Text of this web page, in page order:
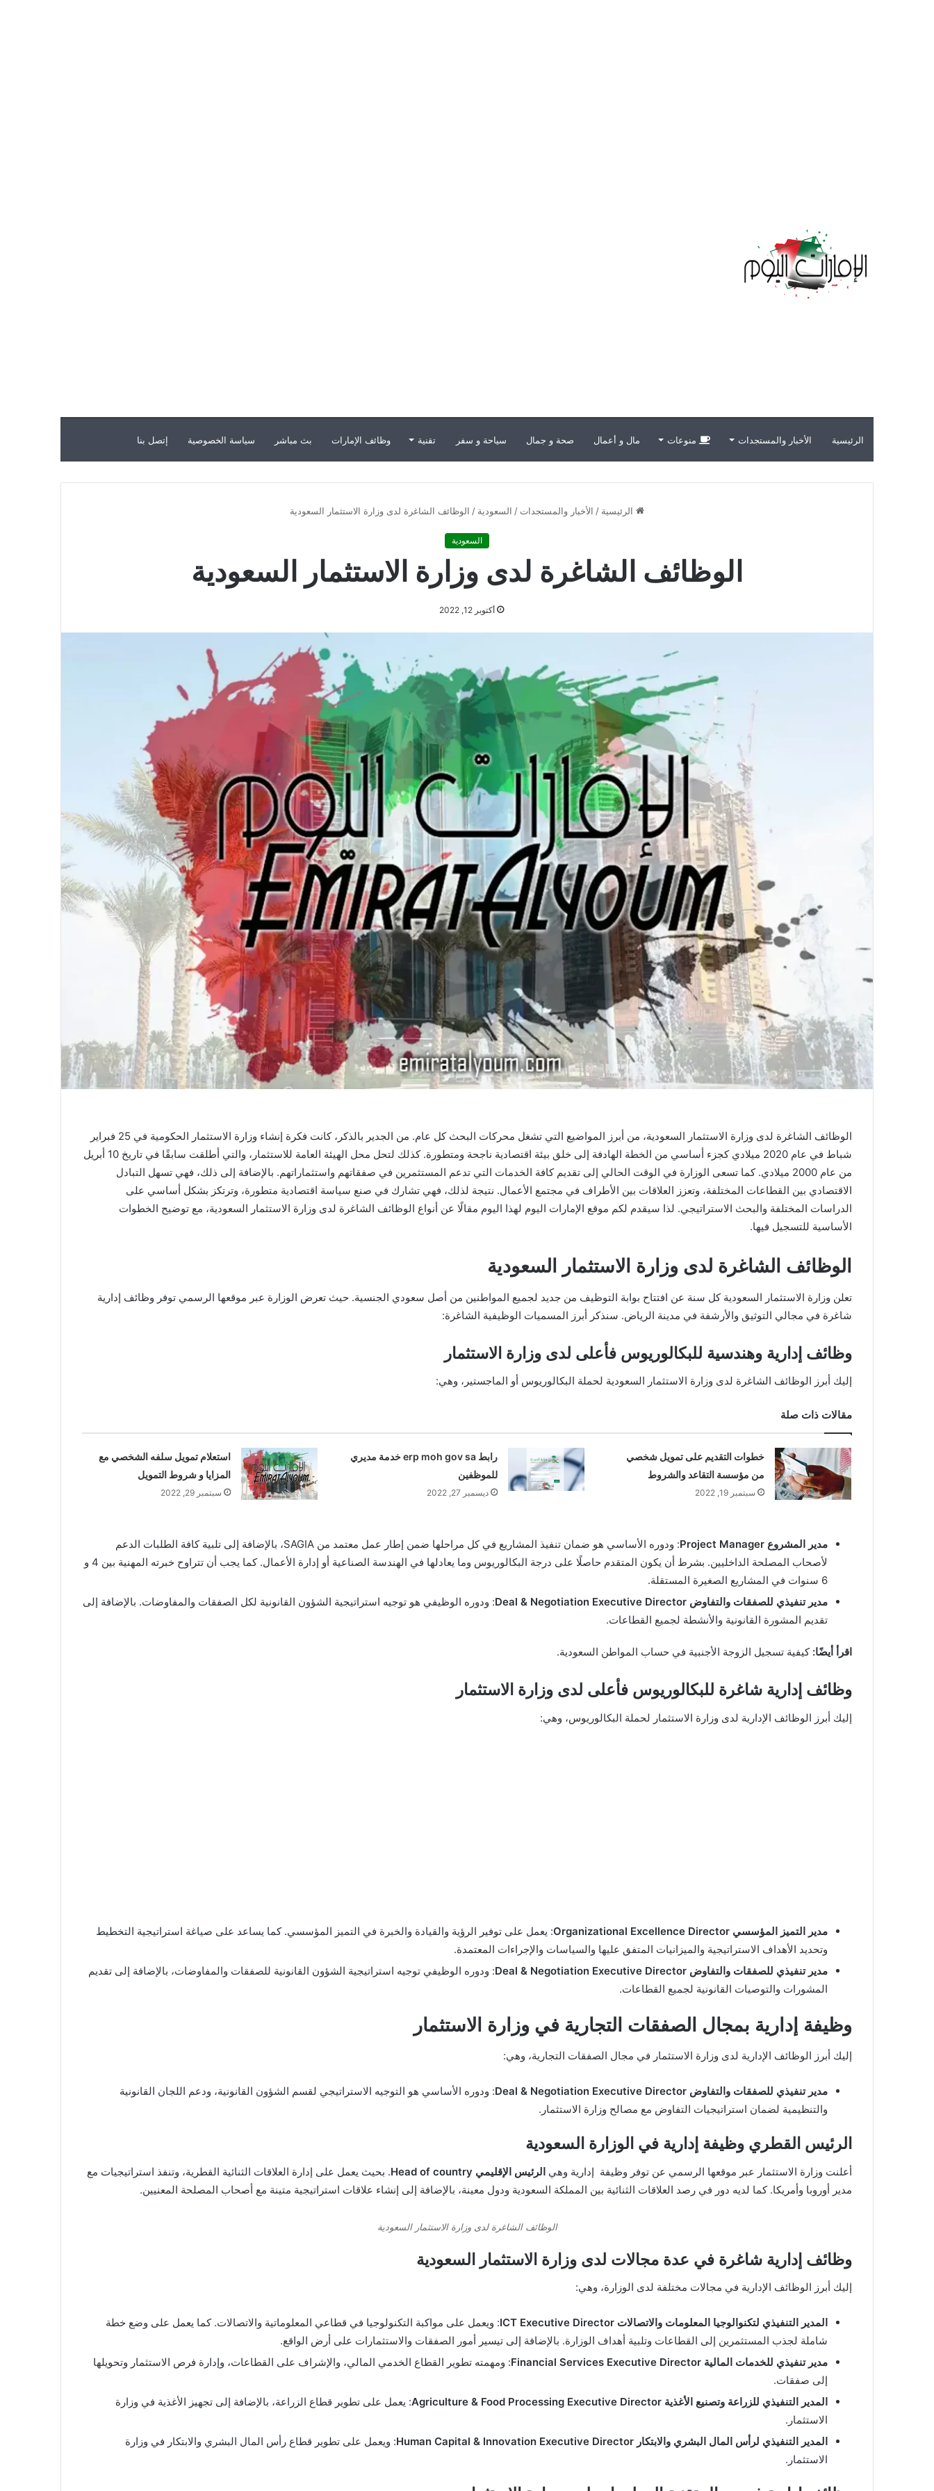
الرئيسية الأخبار والمستجدات منوعات مال و أعمال صحة و جمال سياحة و سفر تقنية وظائف الإمارات بث مباشر سياسة الخصوصية إتصل بنا
الرئيسية / الأخبار والمستجدات / السعودية / الوظائف الشاغرة لدى وزارة الاستثمار السعودية
السعودية
الوظائف الشاغرة لدى وزارة الاستثمار السعودية
أكتوبر 12, 2022
الوظائف الشاغرة لدى وزارة الاستثمار السعودية، من أبرز المواضيع التي تشغل محركات البحث كل عام. من الجدير بالذكر، كانت فكرة إنشاء وزارة الاستثمار الحكومية في 25 فبراير
شباط في عام 2020 ميلادي كجزء أساسي من الخطة الهادفة إلى خلق بيئة اقتصادية ناجحة ومتطورة. كذلك لتحل محل الهيئة العامة للاستثمار، والتي أطلقت سابقًا في تاريخ 10 أبريل
من عام 2000 ميلادي. كما تسعى الوزارة في الوقت الحالي إلى تقديم كافة الخدمات التي تدعم المستثمرين في صفقاتهم واستثماراتهم. بالإضافة إلى ذلك، فهي تسهل التبادل
الاقتصادي بين القطاعات المختلفة، وتعزز العلاقات بين الأطراف في مجتمع الأعمال. نتيجة لذلك، فهي تشارك في صنع سياسة اقتصادية متطورة، وترتكز بشكل أساسي على
الدراسات المختلفة والبحث الاستراتيجي. لذا سيقدم لكم موقع الإمارات اليوم لهذا اليوم مقالًا عن أنواع الوظائف الشاغرة لدى وزارة الاستثمار السعودية، مع توضيح الخطوات
الأساسية للتسجيل فيها.
الوظائف الشاغرة لدى وزارة الاستثمار السعودية
تعلن وزارة الاستثمار السعودية كل سنة عن افتتاح بوابة التوظيف من جديد لجميع المواطنين من أصل سعودي الجنسية. حيث تعرض الوزارة عبر موقعها الرسمي توفر وظائف إدارية
شاغرة في مجالي التوثيق والأرشفة في مدينة الرياض. سنذكر أبرز المسميات الوظيفية الشاغرة:
وظائف إدارية وهندسية للبكالوريوس فأعلى لدى وزارة الاستثمار
إليك أبرز الوظائف الشاغرة لدى وزارة الاستثمار السعودية لحملة البكالوريوس أو الماجستير، وهي:
مقالات ذات صلة
خطوات التقديم على تمويل شخصي
من مؤسسة التقاعد والشروط
سبتمبر 19, 2022
رابط erp moh gov sa خدمة مديري
للموظفين
ديسمبر 27, 2022
استعلام تمويل سلفه الشخصي مع
المزايا و شروط التمويل
سبتمبر 29, 2022
مدير المشروع Project Manager
: ودوره الأساسي هو ضمان تنفيذ المشاريع في كل مراحلها ضمن إطار عمل معتمد من SAGIA، بالإضافة إلى تلبية كافة الطلبات الدعم
لأصحاب المصلحة الداخليين. بشرط أن يكون المتقدم حاصلًا على درجة البكالوريوس وما يعادلها في الهندسة الصناعية أو إدارة الأعمال. كما يجب أن تتراوح خبرته المهنية بين 4 و
6 سنوات في المشاريع الصغيرة المستقلة.
مدير تنفيذي للصفقات والتفاوض Deal & Negotiation Executive Director
: ودوره الوظيفي هو توجيه استراتيجية الشؤون القانونية لكل الصفقات والمفاوضات. بالإضافة إلى
تقديم المشورة القانونية والأنشطة لجميع القطاعات.
اقرأ أيضًا: كيفية تسجيل الزوجة الأجنبية في حساب المواطن السعودية.
وظائف إدارية شاغرة للبكالوريوس فأعلى لدى وزارة الاستثمار
إليك أبرز الوظائف الإدارية لدى وزارة الاستثمار لحملة البكالوريوس، وهي:
مدير التميز المؤسسي Organizational Excellence Director
: يعمل على توفير الرؤية والقيادة والخبرة في التميز المؤسسي. كما يساعد على صياغة استراتيجية التخطيط
وتحديد الأهداف الاستراتيجية والميزانيات المتفق عليها والسياسات والإجراءات المعتمدة.
مدير تنفيذي للصفقات والتفاوض Deal & Negotiation Executive Director
: ودوره الوظيفي توجيه استراتيجية الشؤون القانونية للصفقات والمفاوضات، بالإضافة إلى تقديم
المشورات والتوصيات القانونية لجميع القطاعات.
وظيفة إدارية بمجال الصفقات التجارية في وزارة الاستثمار
إليك أبرز الوظائف الإدارية لدى وزارة الاستثمار في مجال الصفقات التجارية، وهي:
مدير تنفيذي للصفقات والتفاوض Deal & Negotiation Executive Director
: ودوره الأساسي هو التوجيه الاستراتيجي لقسم الشؤون القانونية، ودعم اللجان القانونية
والتنظيمية لضمان استراتيجيات التفاوض مع مصالح وزارة الاستثمار.
الرئيس القطري وظيفة إدارية في الوزارة السعودية
أعلنت وزارة الاستثمار عبر موقعها الرسمي عن توفر وظيفة إدارية وهي الرئيس الإقليمي Head of country
. بحيث يعمل على إدارة العلاقات الثنائية القطرية، وتنفذ استراتيجيات مع
مدير أوروبا وأمريكا. كما لديه دور في رصد العلاقات الثنائية بين المملكة السعودية ودول معينة، بالإضافة إلى إنشاء علاقات استراتيجية متينة مع أصحاب المصلحة المعنيين.
الوظائف الشاغرة لدى وزارة الاستثمار السعودية
وظائف إدارية شاغرة في عدة مجالات لدى وزارة الاستثمار السعودية
إليك أبرز الوظائف الإدارية في مجالات مختلفة لدى الوزارة، وهي:
المدير التنفيذي لتكنوالوجيا المعلومات والاتصالات ICT Executive Director
: ويعمل على مواكبة التكنولوجيا في قطاعي المعلوماتية والاتصالات. كما يعمل على وضع خطة
شاملة لجذب المستثمرين إلى القطاعات وتلبية أهداف الوزارة. بالإضافة إلى تيسير أمور الصفقات والاستثمارات على أرض الواقع.
مدير تنفيذي للخدمات المالية Financial Services Executive Director
: ومهمته تطوير القطاع الخدمي المالي، والإشراف على القطاعات، وإدارة فرص الاستثمار وتحويلها
إلى صفقات.
المدير التنفيذي للزراعة وتصنيع الأغذية Agriculture & Food Processing Executive Director
: يعمل على تطوير قطاع الزراعة، بالإضافة إلى تجهيز الأغذية في وزارة
الاستثمار.
المدير التنفيذي لرأس المال البشري والابتكار Human Capital & Innovation Executive Director
: ويعمل على تطوير قطاع رأس المال البشري والابتكار في وزارة
الاستثمار.